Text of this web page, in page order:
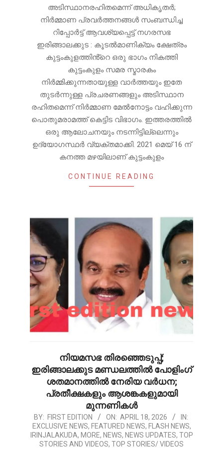
അടിസ്ഥാനരഹിതമെന്ന് അധികൃതർ;
നിർമ്മാണ പ്രവർത്തനങ്ങൾ സംബന്ധിച്ച
റിപ്പോർട്ട് ആവശ്യപ്പെട്ട് നഗരസഭ
ഇരിങ്ങാലക്കുട : കൂടൽമാണിക്യം ക്ഷേത്രം
കുട്ടംകുളത്തിൻ്റെ ഒരു ഭാഗം നികത്തി
കുട്ടംകുളം സമര സ്മാരകം
നിർമ്മിക്കുന്നതായുള്ള വാർത്തയും ഇതേ
തുടർന്നുള്ള പ്രചരണങ്ങളും അടിസ്ഥാന
രഹിതമെന്ന് നിർമ്മാണ മേൽനോട്ടം വഹിക്കുന്ന
പൊതുമരാമത്ത് കെട്ടിട വിഭാഗം. ഇത്തരത്തിൽ
ഒരു ആലോചനയും നടന്നിട്ടില്ലെന്നും
ഉദ്യോഗസ്ഥർ വ്യക്തമാക്കി. 2021 മെയ് 16 ന്
കനത്ത മഴയിലാണ് കുട്ടംകുളം
CONTINUE READING
നിയമസഭ തിരഞ്ഞെടുപ്പ്;
ഇരിങ്ങാലക്കുട മണ്ഡലത്തിൽ പോളിംഗ്
ശതമാനത്തിൽ നേരിയ വർധന;
പ്രതീക്ഷകളും ആശങ്കകളുമായി
മുന്നണികൾ
2026-
04-
BY: FIRST EDITION ON: APRIL 18, 2026
IN:
EXCLUSIVE NEWS, FEATURED NEWS, FLASH NEWS,
IRINJALAKUDA, MORE, NEWS, NEWS UPDATES, TOP
STORIES AND VIDEOS, TOP STORIES/ VIDEOS